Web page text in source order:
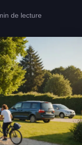
de lecture